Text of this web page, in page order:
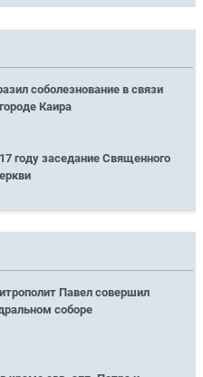
соболезнование в связи
Каира
году заседание Священного
Павел совершил
соборе